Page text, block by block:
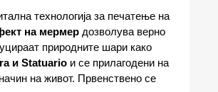
технологија за печатење на
на мермер дозволува верно
природните шари како
и Statuario и се прилагодени на
на живот. Првенствено се